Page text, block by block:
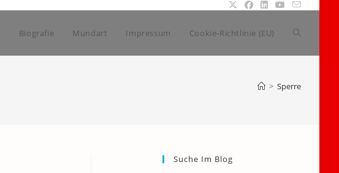
Biografie Mundart Impressum Cookie-Richtlinie (EU) Website-
> Sperre
Suche Im Blog